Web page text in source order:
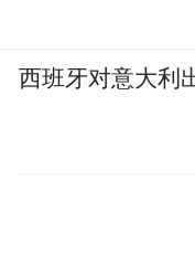
西班牙对意大利